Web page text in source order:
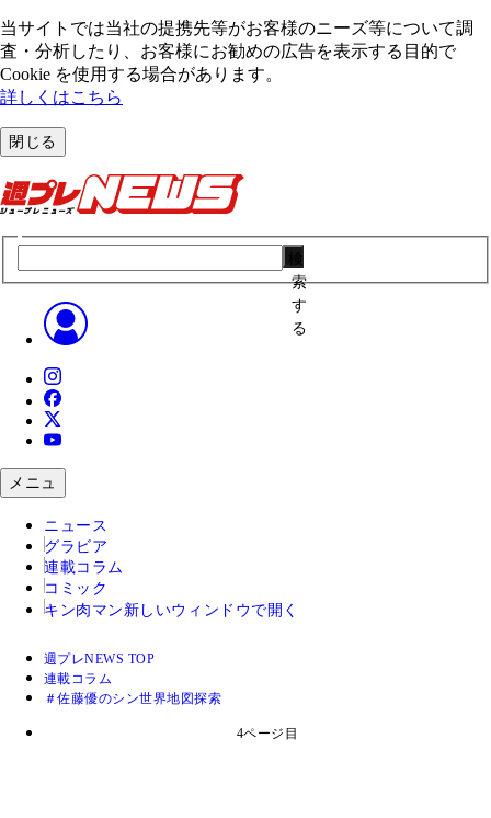
当サイトでは当社の提携先等がお客様のニーズ等について調
査・分析したり、お客様にお勧めの広告を表⽰する⽬的で
Cookie を使⽤する場合があります。
詳しくはこちら
閉じる
索
す
る
メニュ
ニュース
グラビア
連載コラム
コミック
キン肉マン 新しいウィンドウで開く
週プレNEWS TOP
連載コラム
＃佐藤優のシン世界地図探索
4ページ目